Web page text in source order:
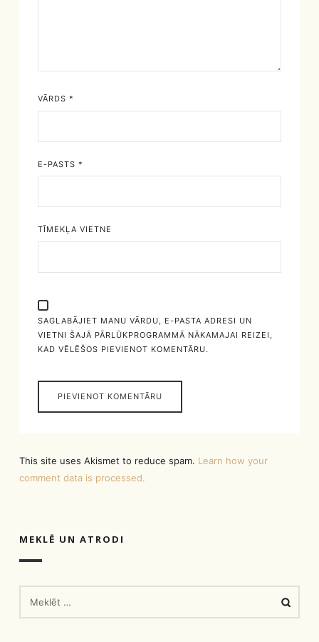
VĀRDS *
E-PASTS *
TĪMEKĻA VIETNE
SAGLABĀJIET MANU VĀRDU, E-PASTA ADRESI UN
VIETNI ŠAJĀ PĀRLŪKPROGRAMMĀ NĀKAMAJAI REIZEI,
KAD VĒLĒŠOS PIEVIENOT KOMENTĀRU.
This site uses Akismet to reduce spam. Learn how your
comment data is processed.
MEKLĒ UN ATRODI